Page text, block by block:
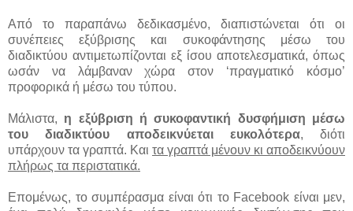
Από το παραπάνω δεδικασμένο, διαπιστώνεται ότι οι
συνέπειες εξύβρισης και συκοφάντησης μέσω του
διαδικτύου αντιμετωπίζονται εξ ίσου αποτελεσματικά, όπως
ωσάν να λάμβαναν χώρα στον ‘πραγματικό κόσμο’
προφορικά ή μέσω του τύπου.
Μάλιστα, η εξύβριση ή συκοφαντική δυσφήμιση μέσω
του διαδικτύου αποδεικνύεται ευκολότερα, διότι
υπάρχουν τα γραπτά. Και τα γραπτά μένουν κι αποδεικνύουν
πλήρως τα περιστατικά.
Επομένως, το συμπέρασμα είναι ότι το Facebook είναι μεν,